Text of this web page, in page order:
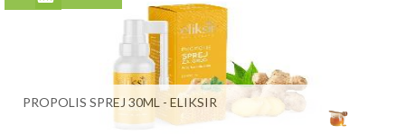
PROPOLIS SPREJ 30ML - ELIKSIR